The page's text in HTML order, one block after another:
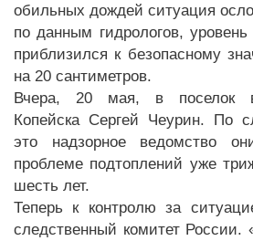
обильных дождей ситуация
по данным гидрологов,
приблизился к безопасному
на 20 сантиметров.
Вчера, 20 мая, в поселок
Копейска Сергей Чеурин. По
это надзорное ведомство
проблеме подтоплений уже
шесть лет.
Теперь к контролю за
следственный комитет России.